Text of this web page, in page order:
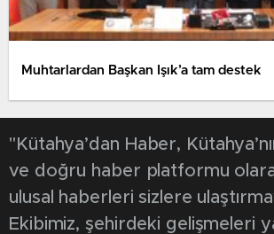
Muhtarlardan Başkan Işık’a tam destek
"Kütahya’dan Haber,
ve doğru haber platformu
ulusal haberleri sizlere
Ekibimiz, şehirdeki gelişmeleri